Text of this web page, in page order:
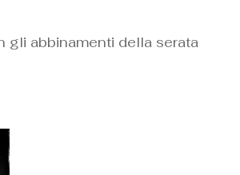
gli abbinamenti della serata